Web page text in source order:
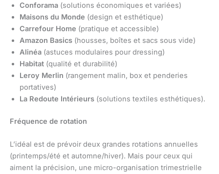
Conforama (solutions économiques et variées)
Maisons du Monde (design et esthétique)
Carrefour Home (pratique et accessible)
Amazon Basics (housses, boîtes et sacs sous vide)
Alinéa (astuces modulaires pour dressing)
Habitat (qualité et durabilité)
Leroy Merlin (rangement malin, box et penderies
portatives)
La Redoute Intérieurs (solutions textiles esthétiques).
Fréquence de rotation
L’idéal est de prévoir deux grandes rotations annuelles
(printemps/été et automne/hiver). Mais pour ceux qui
aiment la précision, une micro-organisation trimestrielle